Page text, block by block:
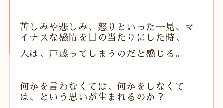
苦しみや悲しみ、怒りといった一見、マ
イナスな感情を目の当たりにした時、
人は、戸惑ってしまうのだと感じる。
何かを言わなくては、何かをしなくて
は、という思いが生まれるのか？